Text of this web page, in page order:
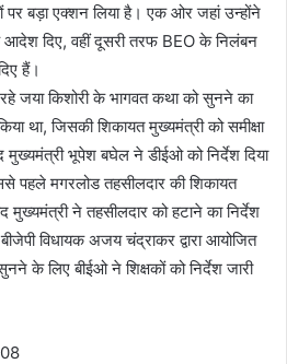
बड़ा एक्शन लिया है। एक ओर जहां उन्होंने
आदेश दिए, वहीं दूसरी तरफ BEO के निलंबन
हैं।
जया किशोरी के भागवत कथा को सुनने का
था, जिसकी शिकायत मुख्यमंत्री को समीक्षा
भूपेश बघेल ने डीईओ को निर्देश दिया
पहले मगरलोड तहसीलदार की शिकायत
मुख्यमंत्री ने तहसीलदार को हटाने का निर्देश
विधायक अजय चंद्राकर द्वारा आयोजित
के लिए बीईओ ने शिक्षकों को निर्देश जारी